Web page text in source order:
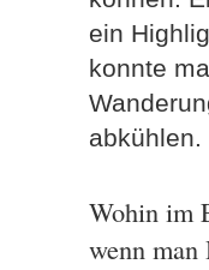
ein
konnte
abkühlen.
Wohin im
wenn man